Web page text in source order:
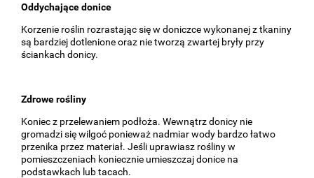
Oddychające donice
Korzenie roślin rozrastając się w doniczce wykonanej z tkaniny
są bardziej dotlenione oraz nie tworzą zwartej bryły przy
ściankach donicy.
Zdrowe rośliny
Koniec z przelewaniem podłoża. Wewnątrz donicy nie
gromadzi się wilgoć ponieważ nadmiar wody bardzo łatwo
przenika przez materiał. Jeśli uprawiasz rośliny w
pomieszczeniach koniecznie umieszczaj donice na
podstawkach lub tacach.